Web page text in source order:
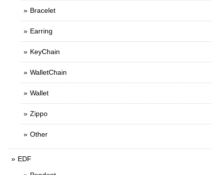
Bracelet
Earring
KeyChain
WalletChain
Wallet
Zippo
Other
EDF